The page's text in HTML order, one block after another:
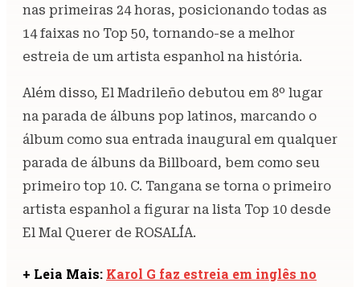
nas primeiras 24 horas, posicionando todas as
14 faixas no Top 50, tornando-se a melhor
estreia de um artista espanhol na história.
Além disso, El Madrileño debutou em 8º lugar
na parada de álbuns pop latinos, marcando o
álbum como sua entrada inaugural em qualquer
parada de álbuns da Billboard, bem como seu
primeiro top 10. C. Tangana se torna o primeiro
artista espanhol a figurar na lista Top 10 desde
El Mal Querer de ROSALÍA.
+ Leia Mais: Karol G faz estreia em inglês no